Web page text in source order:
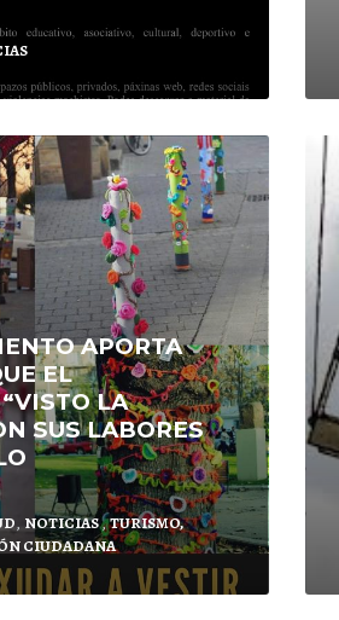
APORTA
EL
LA
SUS LABORES
, NOTICIAS,TURISMO,
CIUDADANA
Lee
mas